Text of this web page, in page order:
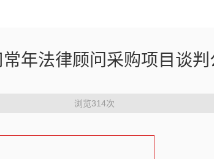
年法律顾问采购项目谈判
浏览314次